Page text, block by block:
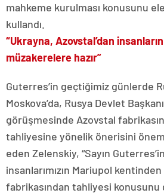
mahkeme kurulması konusunu
kullandı.
“Ukrayna, Azovstal’dan
müzakerelere hazır”
Guterres’in geçtiğimiz günlerde
Moskova’da, Rusya Devlet
görüşmesinde Azovstal
tahliyesine yönelik önerisini
eden Zelenskiy, “Sayın
insanlarımızın Mariupol
fabrikasından tahliyesi